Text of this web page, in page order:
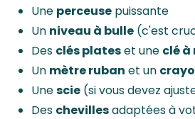
Une perceuse puissante
Un niveau à bulle (c'est
Des clés plateset une clé
Un mètre ruban et un
Unescie (si vous devez
Des chevillesadaptées à